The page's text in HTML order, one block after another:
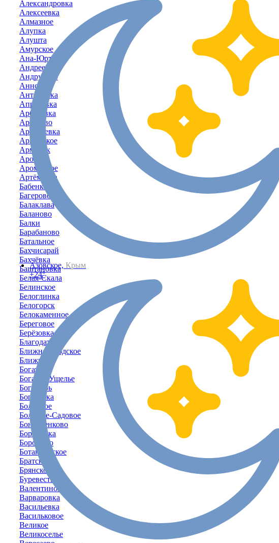
Азовское, Крым
+24°
Александровка
Алексеевка
Алмазное
Алупка
Алушта
Амурское
Ана-Юрт
Андреевка
Андрусово
Анновка
Антоновка
Апрелевка
Арбузовка
Арбузово
Аркадьевка
Армейское
Армянск
Аромат
Ароматное
Артёмовка
Бабенково
Багерово
Балаклава
Баланово
Балки
Барабаново
Батальное
Бахчисарай
Бахчёвка
Баштановка
Белая-Скала
Белинское
Белоглинка
Белогорск
Белокаменное
Береговое
Берёзовка
Благодатное
Ближнегородское
Ближнее
Богатое
Богатое-Ущелье
Богатырь
Богачёвка
Болотное
Большое-Садовое
Бондаренково
Борисовка
Бородино
Ботаническое
Братское
Брянское
Буревестник
Валентиново
Варваровка
Васильевка
Васильковое
Великое
Великоселье